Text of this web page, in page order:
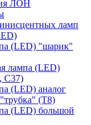
ЛОН
ламп
(LED) "шарик"
лампа (LED)
С37)
(LED) аналог
(T8)
(LED) большой